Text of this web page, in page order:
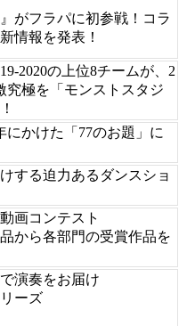
』がフラパに初参戦！コラ
情報を発表！
2020の上位8チームが、2
究極を「モンストスタジ
にかけた「77のお題」に
する迫力あるダンスショ
画コンテスト
から各部門の受賞作品を
演奏をお届け
ーズ